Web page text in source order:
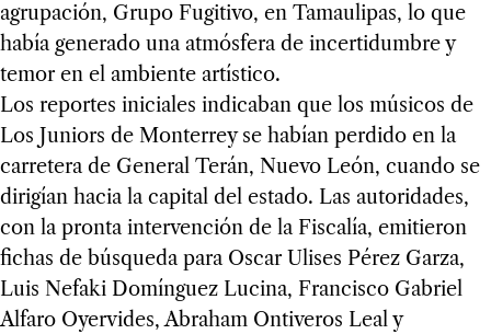
agrupación, Grupo Fugitivo, en Tamaulipas, lo que
había generado una atmósfera de incertidumbre y
temor en el ambiente artístico.
Los reportes iniciales indicaban que los músicos de
Los Juniors de Monterrey se habían perdido en la
carretera de General Terán, Nuevo León, cuando se
dirigían hacia la capital del estado. Las autoridades,
con la pronta intervención de la Fiscalía, emitieron
fichas de búsqueda para Oscar Ulises Pérez Garza,
Luis Nefaki Domínguez Lucina, Francisco Gabriel
Alfaro Oyervides, Abraham Ontiveros Leal y